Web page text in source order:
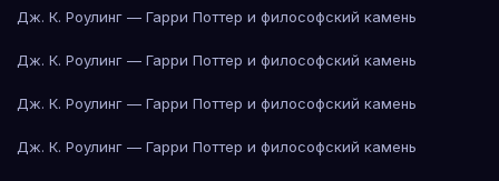
Дж. К. Роулинг — Гарри Поттер и философский камень
Дж. К. Роулинг — Гарри Поттер и философский камень
Дж. К. Роулинг — Гарри Поттер и философский камень
Дж. К. Роулинг — Гарри Поттер и философский камень